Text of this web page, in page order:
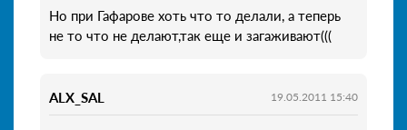
Но при Гафарове хоть что то делали, а теперь
не то что не делают,так еще и загаживают(((
ALX_SAL 19.05.2011 15:40